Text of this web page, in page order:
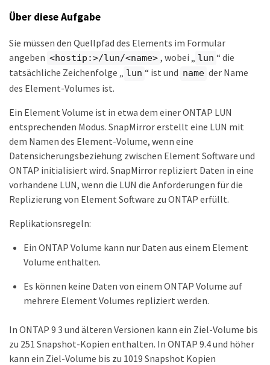
Über diese Aufgabe
Sie müssen den Quellpfad des Elements im Formular
angeben <hostip:>/lun/<name> , wobei „ lun “ die
tatsächliche Zeichenfolge „ lun “ ist und name der Name
des Element-Volumes ist.
Ein Element Volume ist in etwa dem einer ONTAP LUN
entsprechenden Modus. SnapMirror erstellt eine LUN mit
dem Namen des Element-Volume, wenn eine
Datensicherungsbeziehung zwischen Element Software und
ONTAP initialisiert wird. SnapMirror repliziert Daten in eine
vorhandene LUN, wenn die LUN die Anforderungen für die
Replizierung von Element Software zu ONTAP erfüllt.
Replikationsregeln:
Ein ONTAP Volume kann nur Daten aus einem Element
Volume enthalten.
Es können keine Daten von einem ONTAP Volume auf
mehrere Element Volumes repliziert werden.
In ONTAP 9 3 und älteren Versionen kann ein Ziel-Volume bis
zu 251 Snapshot-Kopien enthalten. In ONTAP 9.4 und höher
kann ein Ziel-Volume bis zu 1019 Snapshot Kopien